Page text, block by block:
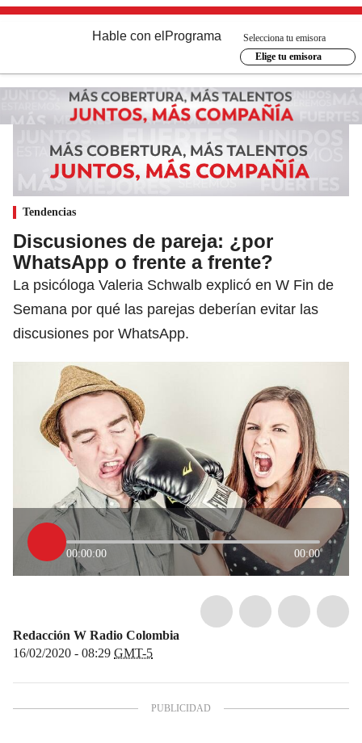
Hable con el Programa
Selecciona tu emisora
Elige tu emisora
Tendencias
Discusiones de pareja: ¿por
WhatsApp o frente a frente?
La psicóloga Valeria Schwalb explicó en W Fin de
Semana por qué las parejas deberían evitar las
discusiones por WhatsApp.
00:00:00 00:00
Redacción W Radio Colombia
16/02/2020 - 08:29 GMT-5